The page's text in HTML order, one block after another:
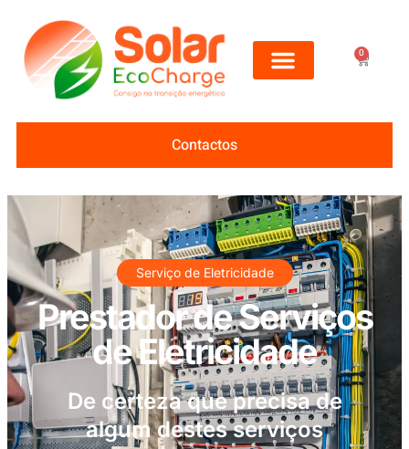
0
Contactos
Serviço de Eletricidade
Prestador de Serviços
de Eletricidade
De certeza que precisa de
algum destes serviços